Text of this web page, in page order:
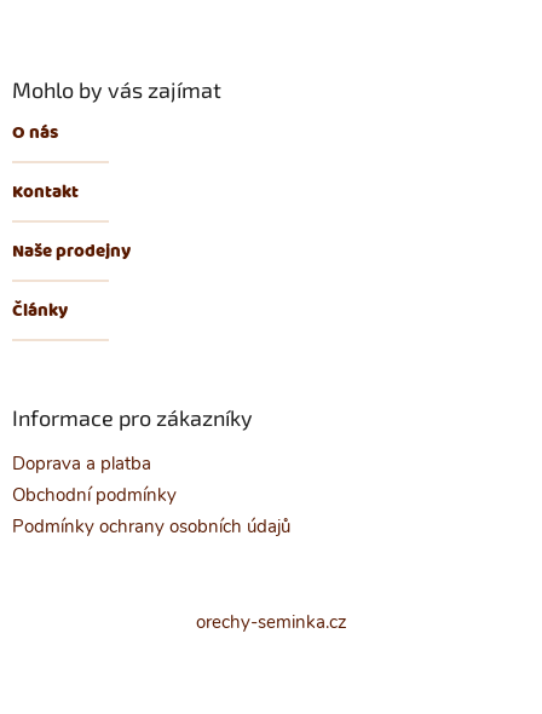
Mohlo by vás zajímat
O nás
Kontakt
Naše prodejny
Články
Informace pro zákazníky
Doprava a platba
Obchodní podmínky
Podmínky ochrany osobních údajů
orechy-seminka.cz